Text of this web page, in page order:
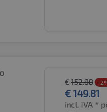
€ 152.88 -
€149.81
incl. IVA *